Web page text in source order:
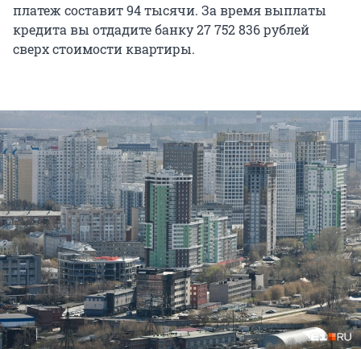
платеж составит 94 тысячи. За время выплаты
кредита вы отдадите банку 27 752 836 рублей
сверх стоимости квартиры.